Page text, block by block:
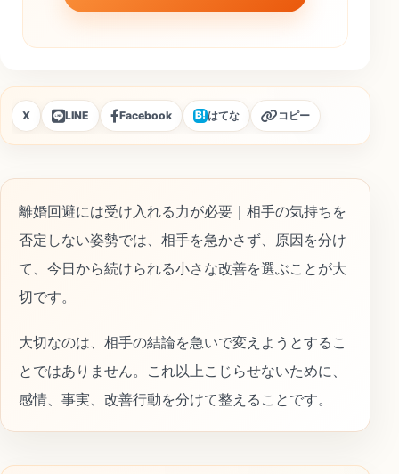
X LINE Facebook B!はてな コピー
離婚回避には受け入れる力が必要｜相手の気持ちを
否定しない姿勢では、相手を急かさず、原因を分け
て、今日から続けられる小さな改善を選ぶことが大
切です。
大切なのは、相手の結論を急いで変えようとするこ
とではありません。これ以上こじらせないために、
感情、事実、改善行動を分けて整えることです。